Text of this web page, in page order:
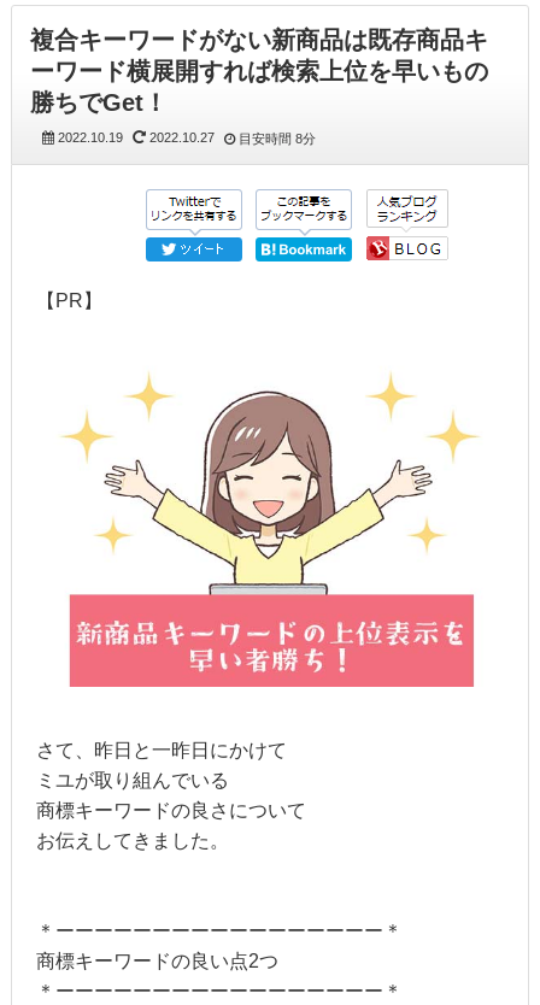
複合キーワードがない新商品は既存商品キ
ーワード横展開すれば検索上位を早いもの
勝ちでGet！
2022.10.19 2022.10.27 目安時間 8分
【PR】
さて、昨日と一昨日にかけて
ミユが取り組んでいる
商標キーワードの良さについて
お伝えしてきました。
＊ーーーーーーーーーーーーーーーーー＊
商標キーワードの良い点2つ
＊ーーーーーーーーーーーーーーーーー＊